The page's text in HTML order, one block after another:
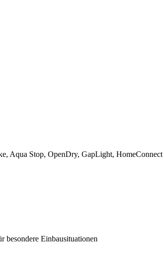
Aqua Stop, OpenDry, GapLight, HomeConnect
Einbausituationen